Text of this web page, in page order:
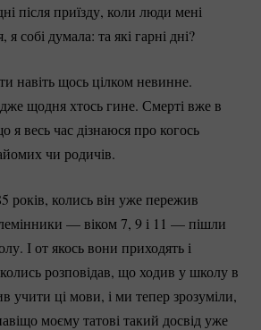
після приїзду, коли люди мені
собі думала: та які гарні дні?
навіть щось цілком невинне.
щодня хтось гине. Смерті вже в
я весь час дізнаюся про когось
чи родичів.
років, колись він уже пережив
— віком 7, 9 і 11 — пішли
І от якось вони приходять і
розповідав, що ходив у школу в
учити ці мови, і ми тепер зрозуміли,
моєму татові такий досвід уже